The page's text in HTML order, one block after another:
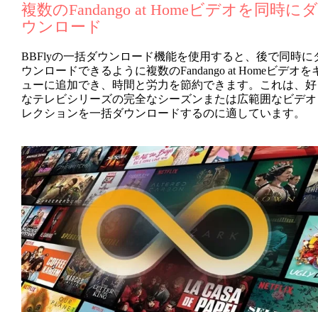
複数のFandango at Homeビデオを同時にダ
ウンロード
BBFlyの一括ダウンロード機能を使用すると、後で同時に
ウンロードできるように複数のFandango at Homeビデオを
ューに追加でき、時間と労力を節約できます。これは、
なテレビシリーズの完全なシーズンまたは広範囲なビデ
レクションを一括ダウンロードするのに適しています。